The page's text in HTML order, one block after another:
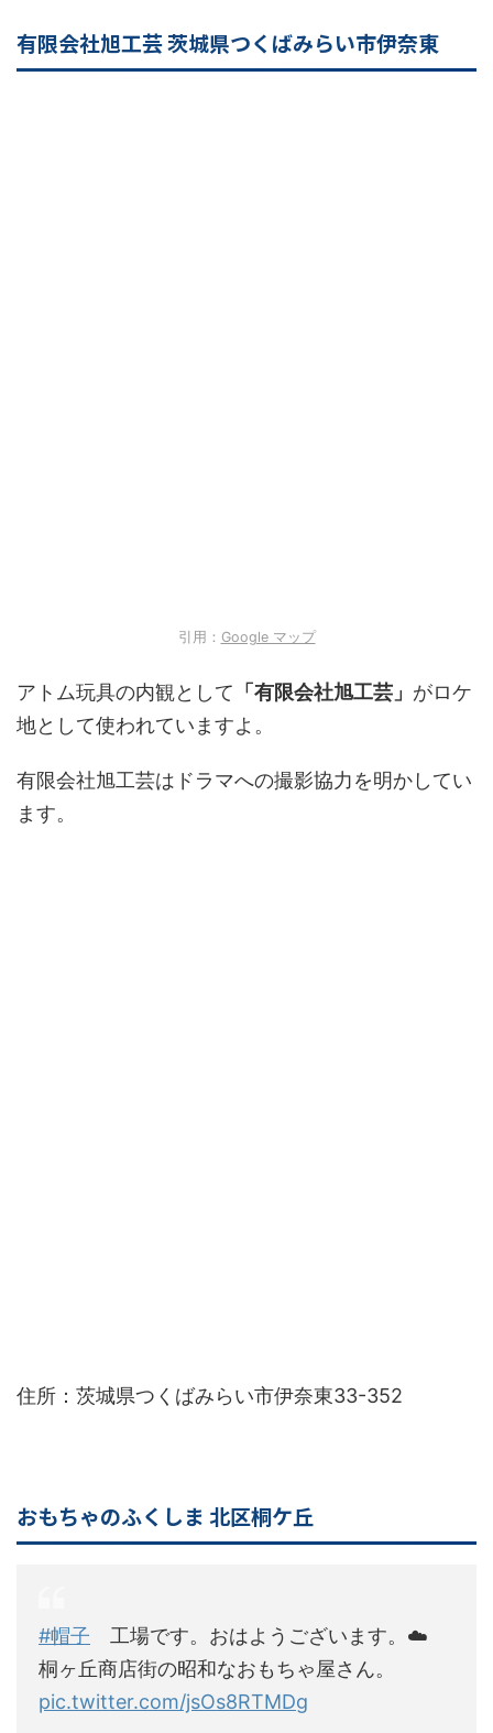
有限会社旭工芸 茨城県つくばみらい市伊奈東
引用： Google マップ
アトム玩具の内観として 「有限会社旭工芸」 がロケ
地として使われていますよ。
有限会社旭工芸はドラマへの撮影協力を明かしてい
ます。
住所：茨城県つくばみらい市伊奈東33-352
おもちゃのふくしま 北区桐ケ丘
#帽子 工場です。おはようございます。☁️
桐ヶ丘商店街の昭和なおもちゃ屋さん。
pic.twitter.com/jsOs8RTMDg